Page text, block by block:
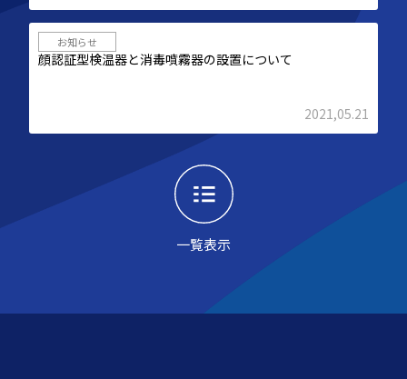
一覧表示
お知らせ
顔認証型検温器と消毒噴霧器の設置について
2021,05.21